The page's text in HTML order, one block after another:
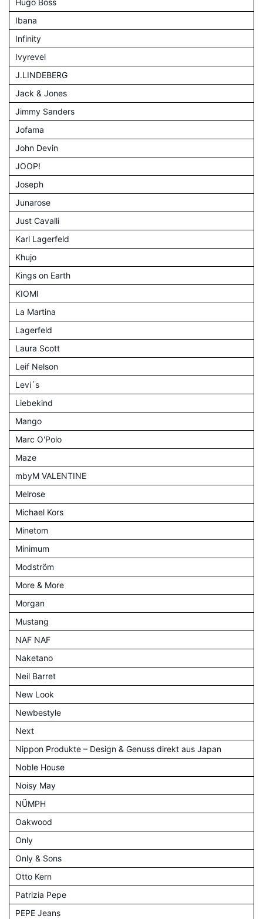
Ibana
Infinity
Ivyrevel
J.LINDEBERG
Jack & Jones
Jimmy Sanders
Jofama
John Devin
JOOP!
Joseph
Junarose
Just Cavalli
Karl Lagerfeld
Khujo
Kings on Earth
KIOMI
La Martina
Lagerfeld
Laura Scott
Leif Nelson
Levi´s
Liebekind
Mango
Marc O'Polo
Maze
mbyM VALENTINE
Melrose
Michael Kors
Minetom
Minimum
Modström
More & More
Morgan
Mustang
NAF NAF
Naketano
Neil Barret
New Look
Newbestyle
Next
Nippon Produkte – Design & Genuss direkt aus Japan
Noble House
Noisy May
NÜMPH
Oakwood
Only
Only & Sons
Otto Kern
Patrizia Pepe
PEPE Jeans